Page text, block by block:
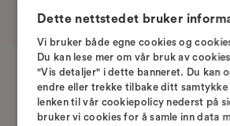
Hvordan
parruting for
Hvordan definere
Dette nettstedet bruker
Vi bruker både egne cookies og
Du kan lese mer om vår bruk av
"Vis detaljer" i dette banneret. Du kan
endre eller trekke tilbake ditt samtykke
lenken til vår cookiepolicy nederst på
bruker vi cookies for å samle inn data